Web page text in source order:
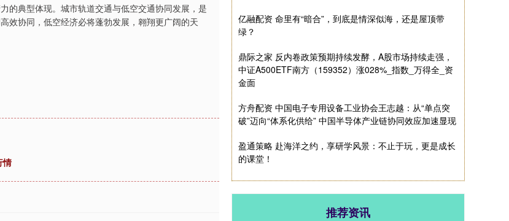
典型体现。城市轨道交通与低空交通协同发展，是
效协同，低空经济必将蓬勃发展，翱翔更广阔的天
情
亿融配资 命里有“暗合”，到底是情深似海，还是屋顶带
绿？
鼎际之家 反内卷政策预期持续发酵，A股市场持续走强，
中证A500ETF南方（159352）涨028%_指数_万得全_资
金面
方舟配资 中国电子专用设备工业协会王志越：从“单点突
破”迈向“体系化供给” 中国半导体产业链协同效应加速显现
盈通策略 赴海洋之约，享研学风景：不止于玩，更是成长
的课堂！
推荐资讯